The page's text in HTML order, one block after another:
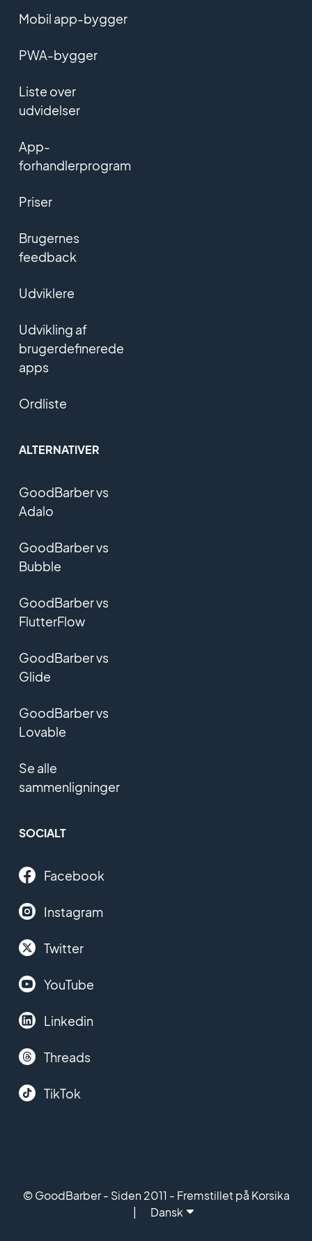
Mobil app-bygger
PWA-bygger
Liste over
udvidelser
App-
forhandlerprogram
Priser
Brugernes
feedback
Udviklere
Udvikling af
brugerdefinerede
apps
Ordliste
ALTERNATIVER
GoodBarber vs
Adalo
GoodBarber vs
Bubble
GoodBarber vs
FlutterFlow
GoodBarber vs
Glide
GoodBarber vs
Lovable
Se alle
sammenligninger
SOCIALT
Facebook
Instagram
Twitter
YouTube
Linkedin
Threads
TikTok
© GoodBarber - Siden 2011 - Fremstillet på Korsika
Dansk